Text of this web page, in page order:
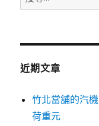
尋
鍵
近期文章
竹北當舖的汽
荷重元